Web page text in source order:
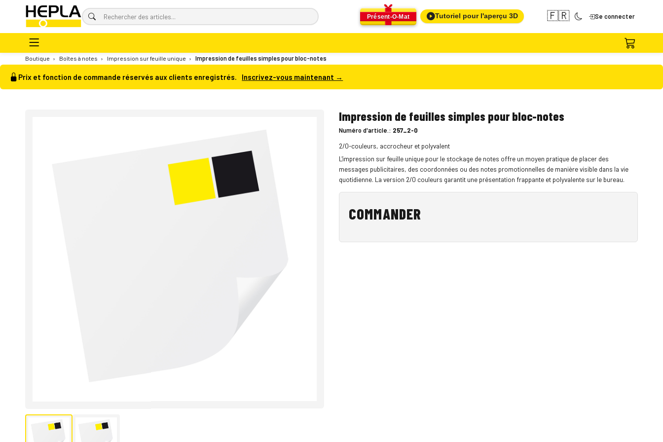
Présent-O-Mat Tutoriel pour l'aperçu 3D 🇫🇷 Se connecter
Boutique › Boîtes à notes › Impression sur feuille unique › Impression de feuilles simples pour bloc-notes
Prix et fonction de commande réservés aux clients enregistrés. Inscrivez-vous maintenant →
Impression de feuilles simples pour bloc-notes
Numéro d'article.: 257_2-0
2/0-couleurs, accrocheur et polyvalent
L'impression sur feuille unique pour le stockage de notes offre un moyen pratique de placer des
messages publicitaires, des coordonnées ou des notes promotionnelles de manière visible dans la vie
quotidienne. La version 2/0 couleurs garantit une présentation frappante et polyvalente sur le bureau.
COMMANDER